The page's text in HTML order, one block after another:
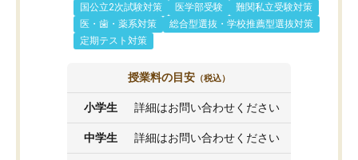
国公立2次試験対策
医学部受験
難関私立受験対策
医・歯・薬系対策
総合型選抜・学校推薦型選抜対策
定期テスト対策
授業料の目安 （税込）
小学生 詳細はお問い合わせください
中学生 詳細はお問い合わせください